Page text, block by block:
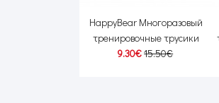
HappyBear Многоразовый
тренировочные трусики
9.30€15.50€